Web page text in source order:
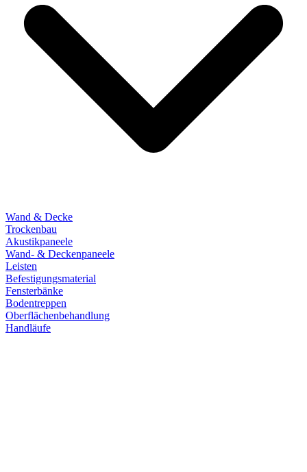
Wand & Decke
Trockenbau
Akustikpaneele
Wand- & Deckenpaneele
Leisten
Befestigungsmaterial
Fensterbänke
Bodentreppen
Oberflächenbehandlung
Handläufe